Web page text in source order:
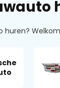
huren?